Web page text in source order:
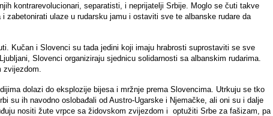
kontrarevolucionari, separatisti, i neprijatelji Srbije. Moglo se čuti takve
ulaze u rudarsku jamu i ostaviti sve te albanske rudare da
Kučan i Slovenci su tada jedini koji imaju hrabrosti suprostaviti se sve
Slovenci organiziraju sjednicu solidarnosti sa albanskim rudarima.
dolazi do eksplozije bijesa i mržnje prema Slovencima. Utrkuju se tko
su ih navodno oslobađali od Austro-Ugarske i Njemačke, ali oni su i dalje
nositi žute vrpce sa židovskom zvijezdom i optužiti Srbe za fašizam, pa